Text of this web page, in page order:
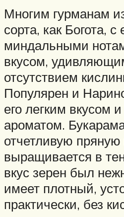
Многим гурманам
сорта, как Богота, с
миндальными
вкусом,
отсутствием
Популярен и
его легким вкусом
ароматом.
отчетливую пряную
выращивается в
вкус зерен был
имеет плотный,
практически, без